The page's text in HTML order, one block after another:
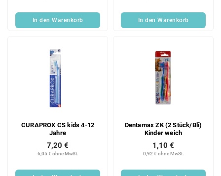
In den Warenkorb In den Warenkorb
CURAPROX CS kids 4-12
Jahre
6,05 € ohne MwSt.
7,20 €
Dentamax ZK (2 Stück/Bli)
Kinder weich
0,92 € ohne MwSt.
1,10 €